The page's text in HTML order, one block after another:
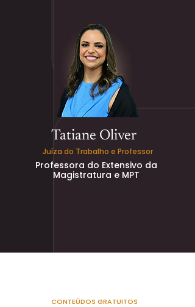
Professora do Extensivo da
Magistratura e MPT
Juíza do Trabalho e Professor
Tatiane Oliver
CONTEÚDOS GRATUITOS